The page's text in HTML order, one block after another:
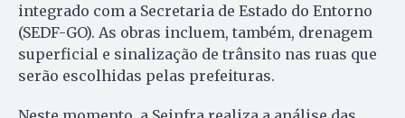
integrado com a Secretaria de Estado do Entorno
(SEDF-GO). As obras incluem, também, drenagem
superficial e sinalização de trânsito nas ruas que
serão escolhidas pelas prefeituras.